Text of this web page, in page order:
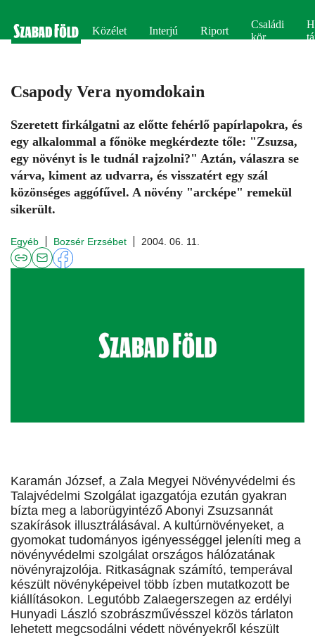
Közélet Interjú Riport
Családi
kör
Csapody Vera nyomdokain
Szeretett firkálgatni az előtte fehérlő papírlapokra, és
egy alkalommal a főnöke megkérdezte tőle: "Zsuzsa,
egy növényt is le tudnál rajzolni?" Aztán, válaszra se
várva, kiment az udvarra, és visszatért egy szál
közönséges aggófűvel. A növény "arcképe" remekül
sikerült.
Egyéb Bozsér Erzsébet 2004. 06. 11.
Karamán József, a Zala Megyei Növényvédelmi és
Talajvédelmi Szolgálat igazgatója ezután gyakran
bízta meg a laborügyintéző Abonyi Zsuzsannát
szakírások illusztrálásával. A kultúrnövényeket, a
gyomokat tudományos igényességgel jeleníti meg a
növényvédelmi szolgálat országos hálózatának
növényrajzolója. Ritkaságnak számító, temperával
készült növényképeivel több ízben mutatkozott be
kiállításokon. Legutóbb Zalaegerszegen az erdélyi
Hunyadi László szobrászművésszel közös tárlaton
lehetett megcsodálni védett növényekről készült